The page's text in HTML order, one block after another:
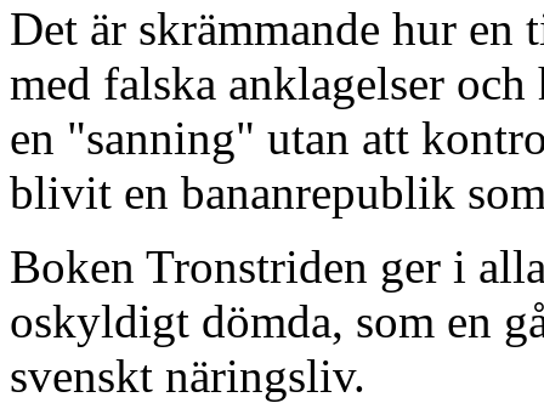
Det är skrämmande hur
med falska anklagelser och
en "sanning" utan att
blivit en bananrepublik
Boken Tronstriden ger i
oskyldigt dömda, som en
svenskt näringsliv.